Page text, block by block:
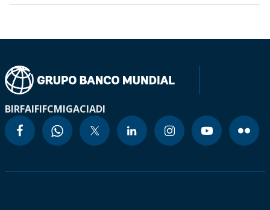
BIRFAIFIFCMIGACIADI